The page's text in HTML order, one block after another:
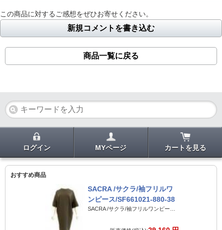
この商品に対するご感想をぜひお寄せください。
新規コメントを書き込む
商品一覧に戻る
ログイン MYページ カートを見る
おすすめ商品
SACRA /サクラ/袖フリルワ
ンピース/SF661021-880-38
SACRA /サクラ/袖フリルワンピース/SF661021-880-38